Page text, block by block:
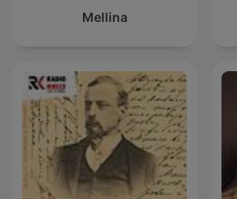
Mellina